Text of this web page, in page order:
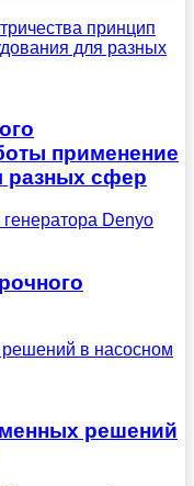
принцип
для разных
применение
разных сфер
Denyo
в насосном
решений